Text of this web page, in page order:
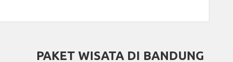
PAKET WISATA DI BANDUNG